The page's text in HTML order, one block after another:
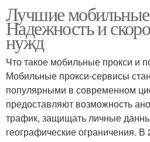
Лучшие мобильные
Надежность и
нужд
Что такое мобильные прокси и
Мобильные прокси-сервисы
популярными в современном
предоставляют возможность
трафик, защищать личные
географические ограничения.